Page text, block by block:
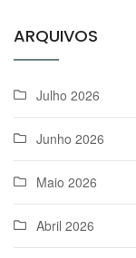
ARQUIVOS
Julho 2026
Junho 2026
Maio 2026
Abril 2026